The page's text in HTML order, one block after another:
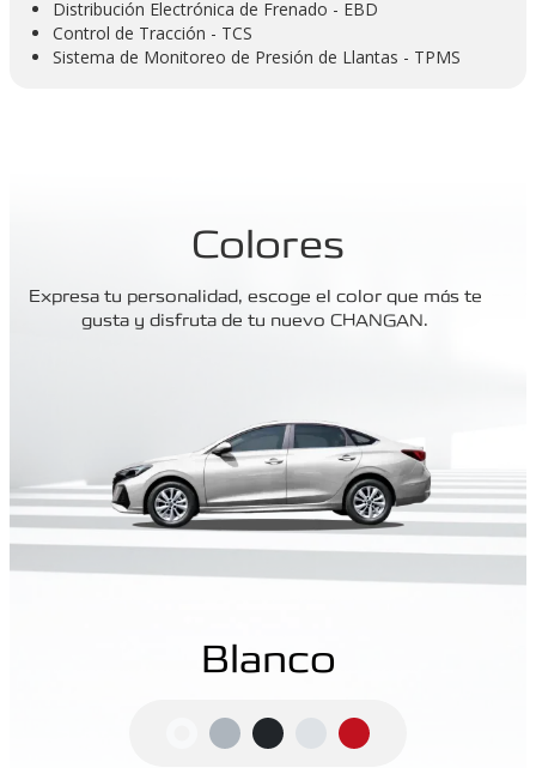
Distribución Electrónica de Frenado - EBD
Control de Tracción - TCS
Sistema de Monitoreo de Presión de Llantas - TPMS
Colores
Expresa tu personalidad, escoge el color que más te
gusta y disfruta de tu nuevo CHANGAN.
Blanco